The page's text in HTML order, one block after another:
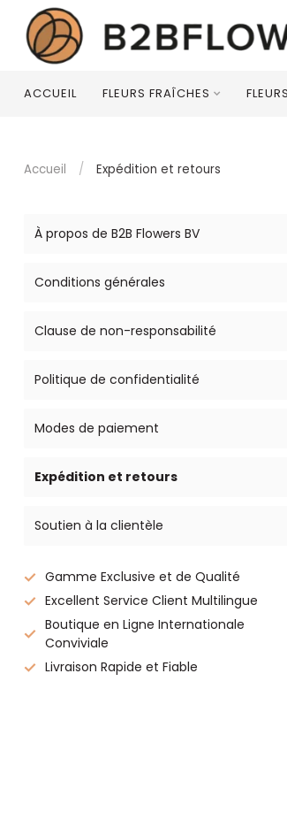
ACCUEIL FLEURS FRAÎCHES
Accueil / Expédition et retours
À propos de B2B Flowers BV
Conditions générales
Clause de non-responsabilité
Politique de confidentialité
Modes de paiement
Expédition et retours
Soutien à la clientèle
Gamme Exclusive et de Qualité
Excellent Service Client Multilingue
Boutique en Ligne Internationale
Conviviale
Livraison Rapide et Fiable